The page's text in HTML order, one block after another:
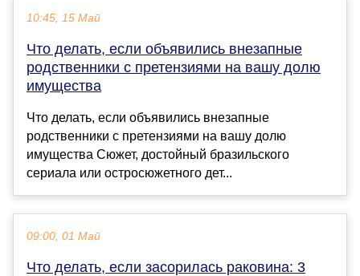
10:45, 15 Май
Что делать, если объявились внезапные
родственники с претензиями на вашу долю
имущества
Что делать, если объявились внезапные
родственники с претензиями на вашу долю
имущества Сюжет, достойный бразильского
сериала или остросюжетного дет...
09:00, 01 Май
Что делать, если засорилась раковина: 3